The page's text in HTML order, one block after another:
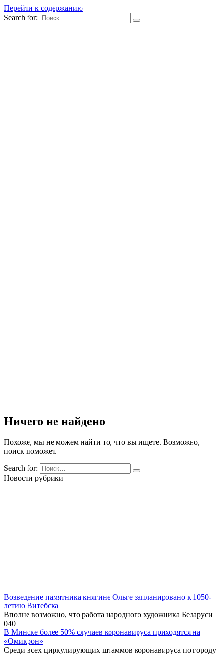
Перейти к содержанию
Search for:
Ничего не найдено
Похоже, мы не можем найти то, что вы ищете. Возможно,
поиск поможет.
Search for:
Новости рубрики
Возведение памятника княгине Ольге запланировано к 1050-
летию Витебска
Вполне возможно, что работа народного художника Беларуси
040
В Минске более 50% случаев коронавируса приходятся на
«Омикрон»
Среди всех циркулирующих штаммов коронавируса по городу